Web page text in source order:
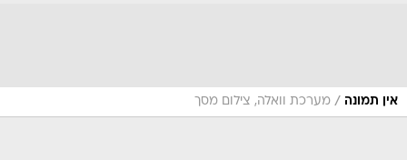
אין תמונה / מערכת וואלה, צילום מסך